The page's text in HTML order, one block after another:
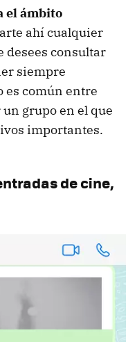
el ámbito
ahí cualquier
desees consultar
siempre
es común entre
grupo en el que
importantes.
de cine,